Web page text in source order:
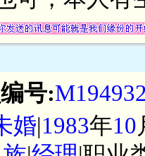
号:
婚|1983年10